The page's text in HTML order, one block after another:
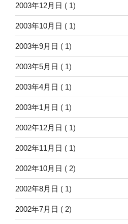
2003年12月日 ( 1)
2003年10月日 ( 1)
2003年9月日 ( 1)
2003年5月日 ( 1)
2003年4月日 ( 1)
2003年1月日 ( 1)
2002年12月日 ( 1)
2002年11月日 ( 1)
2002年10月日 ( 2)
2002年8月日 ( 1)
2002年7月日 ( 2)